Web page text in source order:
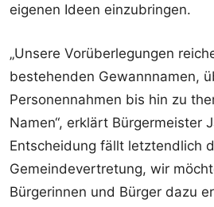
eigenen Ideen einzubringen.
„Unsere Vorüberlegungen
bestehenden Gewannnamen,
Personennahmen bis hin zu
Namen“, erklärt Bürgermeister
Entscheidung fällt letztendlich
Gemeindevertretung, wir
Bürgerinnen und Bürger dazu